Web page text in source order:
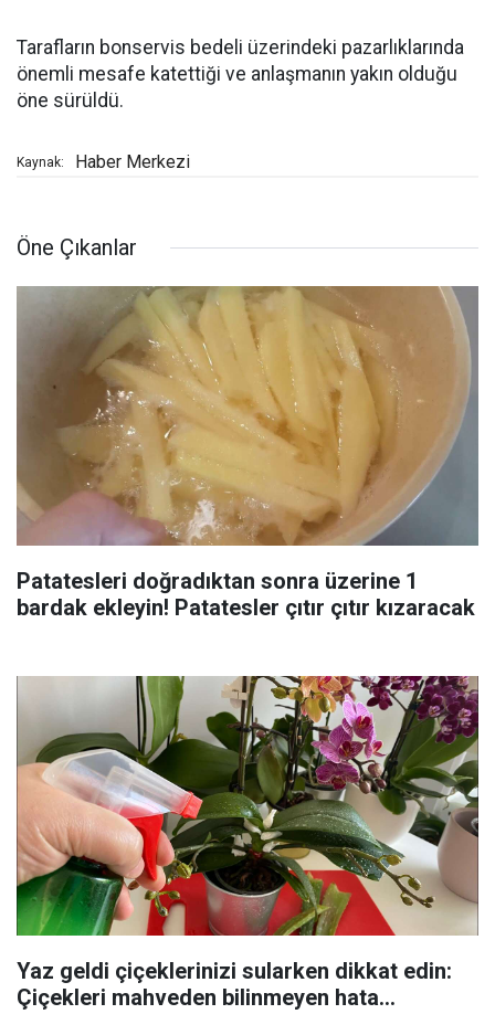
Tarafların bonservis bedeli üzerindeki pazarlıklarında
önemli mesafe katettiği ve anlaşmanın yakın olduğu
öne sürüldü.
Kaynak: Haber Merkezi
Öne Çıkanlar
Patatesleri doğradıktan sonra üzerine 1
bardak ekleyin! Patatesler çıtır çıtır kızaracak
Yaz geldi çiçeklerinizi sularken dikkat edin:
Çiçekleri mahveden bilinmeyen hata...